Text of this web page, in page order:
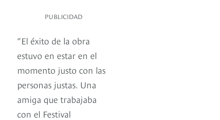
PUBLICIDAD
“El éxito de la obra
estuvo en estar en el
momento justo con las
personas justas. Una
amiga que trabajaba
con el Festival